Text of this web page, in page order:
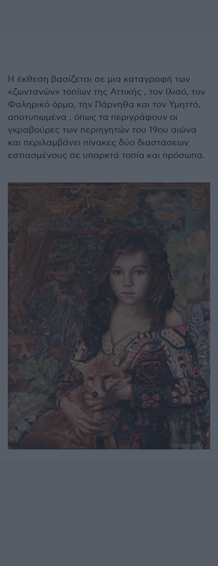
Η έκθεση βασίζεται σε μια καταγραφή των
«ζωντανών» τοπίων της Αττικής , τον Ιλισό, τον
Φαληρικό όρμο, την Πάρνηθα και τον Υμηττό,
αποτυπωμένα , όπως τα περιγράφουν οι
γκραβούρες των περιηγητών του 19ου αιώνα
και περιλαμβάνει πίνακες δύο διαστάσεων
εστιασμένους σε υπαρκτά τοπία και πρόσωπα.